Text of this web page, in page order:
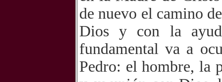
de nuevo el camino
Dios y con la
fundamental va a
Pedro: el hombre, la